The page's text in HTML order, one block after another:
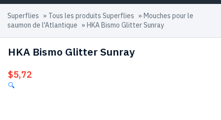
Superflies » Tous les produits Superflies » Mouches pour le
saumon de l'Atlantique » HKA Bismo Glitter Sunray
HKA Bismo Glitter Sunray
$5,72
🔍